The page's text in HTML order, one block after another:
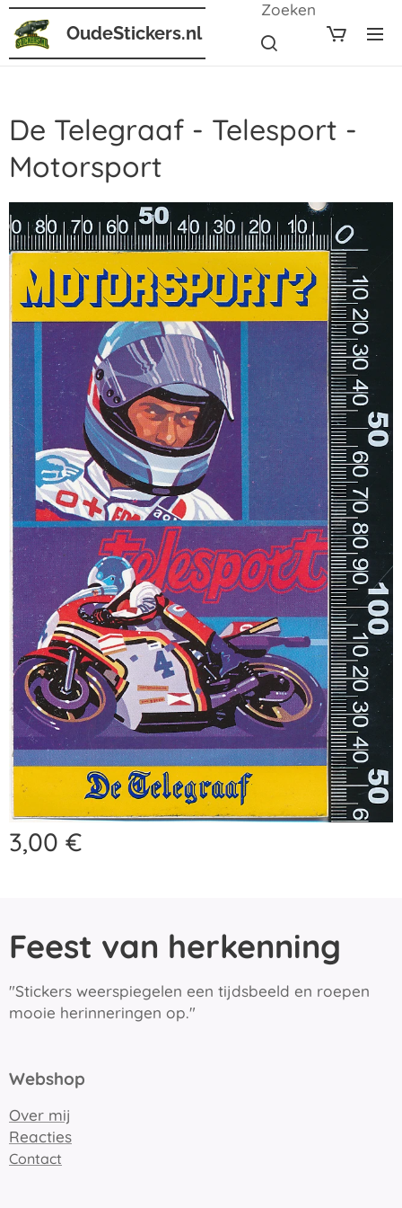
OudeStickers.nl
Zoeken
De Telegraaf - Telesport -
Motorsport
3,00 €
Feest van herkenning
"Stickers weerspiegelen een tijdsbeeld en roepen
mooie herinneringen op."
Webshop
Over mij
Reacties
Contact